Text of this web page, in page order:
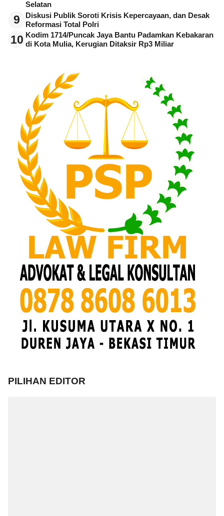
Selatan
9
Diskusi Publik Soroti Krisis Kepercayaan, dan Desak
Reformasi Total Polri
10 Kodim 1714/Puncak Jaya Bantu Padamkan Kebakaran
di Kota Mulia, Kerugian Ditaksir Rp3 Miliar
PILIHAN EDITOR